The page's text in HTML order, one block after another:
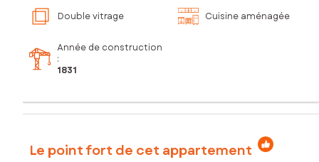
Double vitrage Cuisine aménagée
Année de construction
:
1831
Le point fort de cet appartement